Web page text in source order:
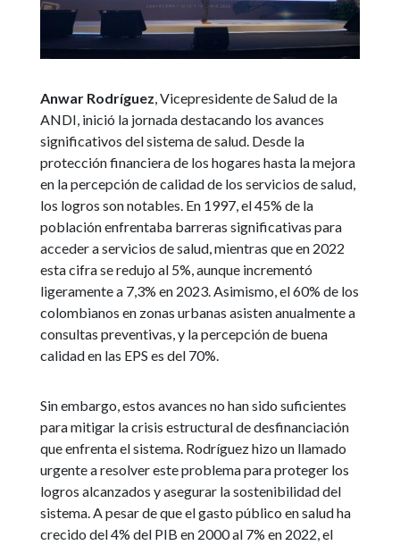
Anwar Rodríguez , Vicepresidente de Salud de la
ANDI, inició la jornada destacando los avances
significativos del sistema de salud. Desde la
protección financiera de los hogares hasta la mejora
en la percepción de calidad de los servicios de salud,
los logros son notables. En 1997, el 45% de la
población enfrentaba barreras significativas para
acceder a servicios de salud, mientras que en 2022
esta cifra se redujo al 5%, aunque incrementó
ligeramente a 7,3% en 2023. Asimismo, el 60% de los
colombianos en zonas urbanas asisten anualmente a
consultas preventivas, y la percepción de buena
calidad en las EPS es del 70%.
Sin embargo, estos avances no han sido suficientes
para mitigar la crisis estructural de desfinanciación
que enfrenta el sistema. Rodríguez hizo un llamado
urgente a resolver este problema para proteger los
logros alcanzados y asegurar la sostenibilidad del
sistema. A pesar de que el gasto público en salud ha
crecido del 4% del PIB en 2000 al 7% en 2022, el